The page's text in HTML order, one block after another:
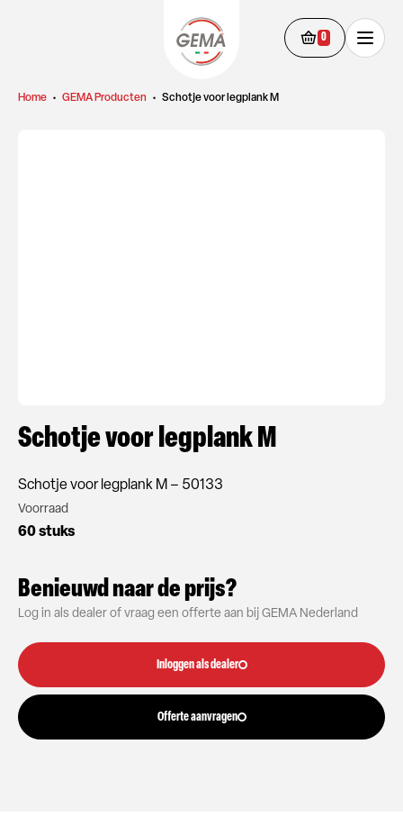
0
Home • GEMA Producten • Schotje voor legplank M
Schotje voor legplank M
Schotje voor legplank M – 50133
Voorraad
60 stuks
Benieuwd naar de prijs?
Log in als dealer of vraag een offerte aan bij GEMA Nederland
Inloggen als dealer
Offerte aanvragen